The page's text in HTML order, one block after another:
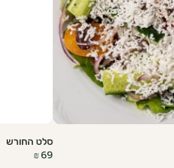
סלט החורש
₪ 69